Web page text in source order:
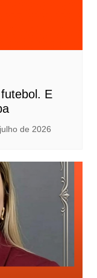
E
de 2026